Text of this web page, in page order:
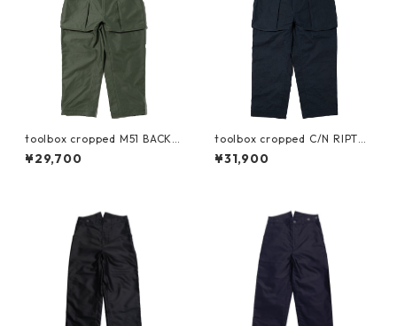
toolbox cropped M51 BACK S
ATEEN
¥29,700
toolbox cropped C/N RIPTO
P
¥31,900